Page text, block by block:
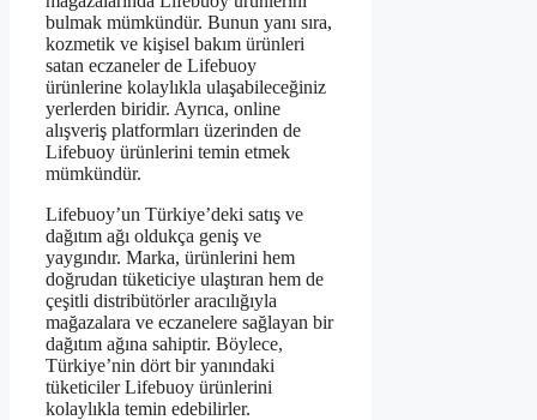
bulmak mümkündür. Bunun yanı sıra,
kozmetik ve kişisel bakım ürünleri
satan eczaneler de Lifebuoy
ürünlerine kolaylıkla ulaşabileceğiniz
yerlerden biridir. Ayrıca, online
alışveriş platformları üzerinden de
Lifebuoy ürünlerini temin etmek
mümkündür.
Lifebuoy’un Türkiye’deki satış ve
dağıtım ağı oldukça geniş ve
yaygındır. Marka, ürünlerini hem
doğrudan tüketiciye ulaştıran hem de
çeşitli distribütörler aracılığıyla
mağazalara ve eczanelere sağlayan bir
dağıtım ağına sahiptir. Böylece,
Türkiye’nin dört bir yanındaki
tüketiciler Lifebuoy ürünlerini
kolaylıkla temin edebilirler.